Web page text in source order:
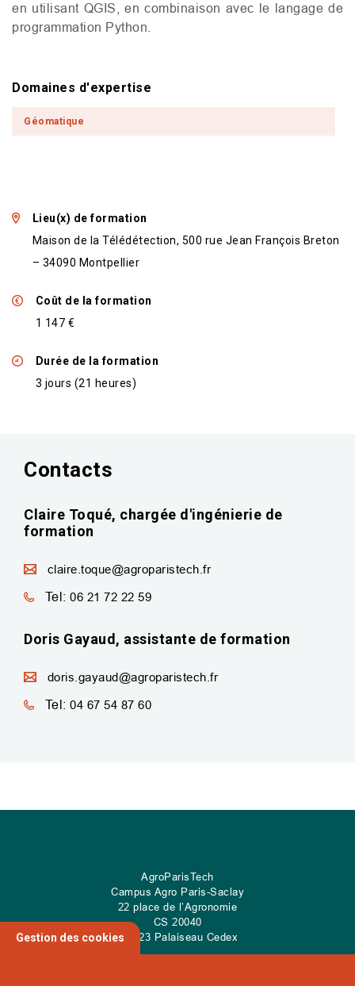
en utilisant QGIS , en combinaison avec le langage de
programmation Python.
Domaines d'expertise
Géomatique
Lieu(x) de formation
Maison de la Télédétection, 500 rue Jean François Breton
– 34090 Montpellier
Coût de la formation
1 147 €
Durée de la formation
3 jours (21 heures)
Contacts
Claire Toqué, chargée d'ingénierie de
formation
claire.toque@agroparistech.fr
Tel: 06 21 72 22 59
Doris Gayaud, assistante de formation
doris.gayaud@agroparistech.fr
Tel: 04 67 54 87 60
AgroParisTech
Campus Agro Paris-Saclay
22 place de l’Agronomie
CS 20040
91 123 Palaiseau Cedex
Gestion des cookies